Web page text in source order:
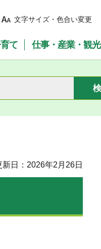
文字サイズ・色合い変更
て 仕事・産業・観光
新日：2026年2月26日